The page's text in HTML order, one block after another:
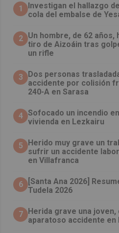
1
Investigan el hallazgo
cola del embalse de
2 Un hombre, de 62
tiro de Aizoáin tras
un rifle
3
​Dos personas
accidente por colisión
240-A en Sarasa
4 Sofocado un incendio
vivienda en Lezkairu
5
Herido muy grave un
sufrir un accidente
en Villafranca
6
[Santa Ana 2026]
Tudela 2026
7 Herida grave una joven,
aparatoso accidente en